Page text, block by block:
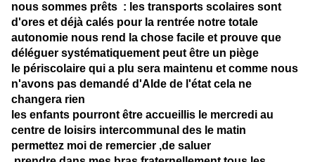
nous sommes prêts : les transports scolaires sont
d'ores et déjà calés pour la rentrée notre totale
autonomie nous rend la chose facile et prouve que
déléguer systématiquement peut être un piège
le périscolaire qui a plu sera maintenu et comme nous
n'avons pas demandé d'AIde de l'état cela ne
changera rien
les enfants pourront être accueillis le mercredi au
centre de loisirs intercommunal des le matin
permettez moi de remercier ,de saluer